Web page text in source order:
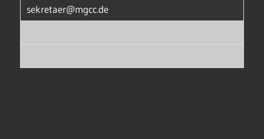
sekretaer@mgcc.de